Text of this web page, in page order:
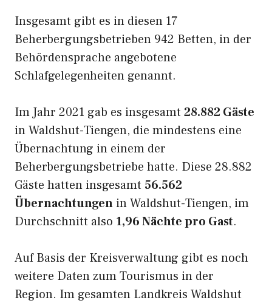
Insgesamt gibt es in diesen 17
Beherbergungsbetrieben 942 Betten, in der
Behördensprache angebotene
Schlafgelegenheiten genannt.
Im Jahr 2021 gab es insgesamt 28.882 Gäste
in Waldshut-Tiengen, die mindestens eine
Übernachtung in einem der
Beherbergungsbetriebe hatte. Diese 28.882
Gäste hatten insgesamt 56.562
Übernachtungen in Waldshut-Tiengen, im
Durchschnitt also 1,96 Nächte pro Gast.
Auf Basis der Kreisverwaltung gibt es noch
weitere Daten zum Tourismus in der
Region. Im gesamten Landkreis Waldshut